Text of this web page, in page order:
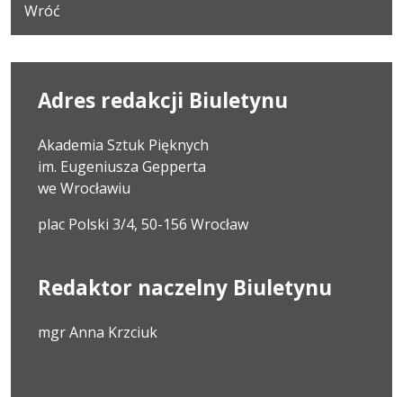
Wróć
Adres redakcji Biuletynu
Akademia Sztuk Pięknych
im. Eugeniusza Gepperta
we Wrocławiu
plac Polski 3/4, 50-156 Wrocław
Redaktor naczelny Biuletynu
mgr Anna Krzciuk